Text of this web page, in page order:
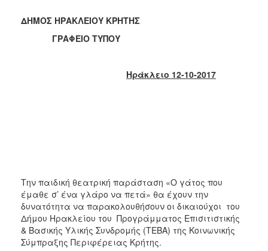
2006
ΔΗΜΟΣ ΗΡΑΚΛΕΙΟΥ ΚΡΗΤΗΣ
ΓΡΑΦΕΙΟ ΤΥΠΟΥ
Ηράκλειο 12-10-2017
Την παιδική θεατρική παράσταση «Ο γάτος που
έμαθε σ’ ένα γλάρο να πετά» θα έχουν την
δυνατότητα να παρακολουθήσουν οι δικαιούχοι του
Δήμου Ηρακλείου του Προγράμματος Επισιτιστικής
& Βασικής Υλικής Συνδρομής (ΤΕΒΑ) της Κοινωνικής
Σύμπραξης Περιφέρειας Κρήτης.